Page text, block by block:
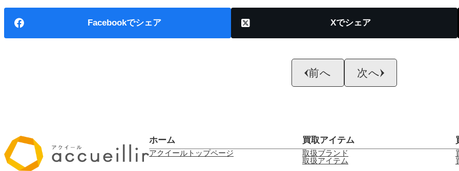
Facebook X
前へ 次へ
ホーム
アクイールトップページ
買取アイテム
取扱ブランド
取扱アイテム